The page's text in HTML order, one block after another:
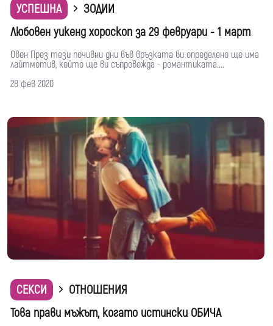
УСПЕШНА
ЗОДИИ
Любовен уикенд хороскоп за 29 февруари - 1 март
Овен През тези почивни дни във връзката ви определено ще има
лайтмотив, който ще ви съпровожда - романтиката....
28 фев 2020
СЕКСИ
ОТНОШЕНИЯ
Това прави мъжът, когато истински ОБИЧА